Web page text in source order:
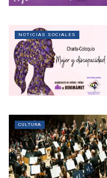
NOTICIAS SOCIALES
CULTURA